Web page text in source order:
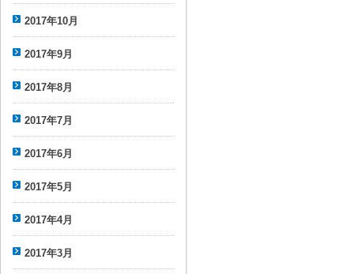
2017年10月
2017年9月
2017年8月
2017年7月
2017年6月
2017年5月
2017年4月
2017年3月